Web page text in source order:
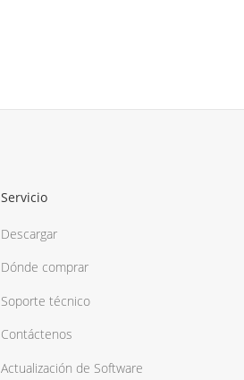
Servicio
Descargar
Dónde comprar
Soporte técnico
Contáctenos
Actualización de Software